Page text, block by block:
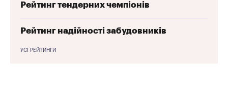
Рейтинг тендерних чемпіонів
Рейтинг надійності забудовників
УСІ РЕЙТИНГИ